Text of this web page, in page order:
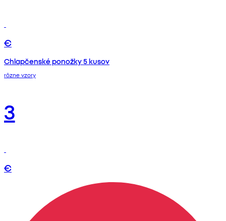
€
Chlapčenské ponožky 5 kusov
rôzne vzory
3
€